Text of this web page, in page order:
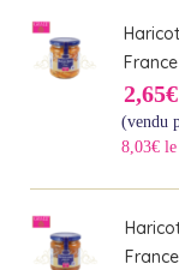
2,65€
(vendu
8,03€